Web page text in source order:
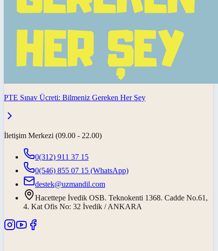
PTE Sınav Ücreti: Bilmeniz Gereken Her Şey
İletişim Merkezi (09.00 - 22.00)
0(312) 911 37 15
0(546) 855 07 15 (WhatsApp)
destek@uzmandil.com
Hacettepe İvedik OSB. Teknokenti 1368. Cadde No.61,
4. Kat Ofis No: 32 İvedik / ANKARA